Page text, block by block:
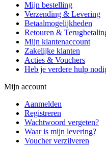
Mijn bestelling
Verzending & Levering
Betaalmogelijkheden
Retouren &
Mijn klantenaccount
Zakelijke klanten
Acties & Vouchers
Heb je verdere hulp
Mijn account
Aanmelden
Registreren
Wachtwoord vergeten?
Waar is mijn levering?
Voucher verzilveren